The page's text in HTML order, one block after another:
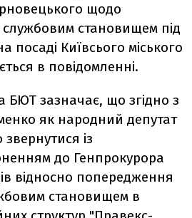
щодо
становищем під
посаді Київсього міського
в повідомленні.
БЮТ зазначає, що згідно з
як народний депутат
із
до Генпрокурора
відносно попередження
становищем в